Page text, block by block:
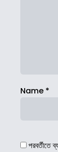
Name *
পরবর্তীতে